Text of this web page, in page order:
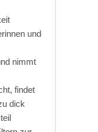
und
nimmt
findet
dick